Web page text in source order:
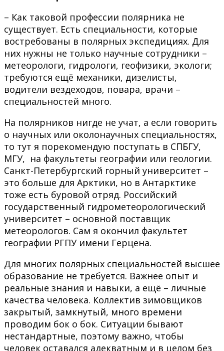
– Как таковой профессии полярника не
существует. Есть специальности, которые
востребованы в полярных экспедициях. Для
них нужны не только научные сотрудники –
метеорологи, гидрологи, геофизики, экологи;
требуются ещё механики, дизелисты,
водители вездеходов, повара, врачи –
специальностей много.
На полярников нигде не учат, а если говорить
о научных или околонаучных специальностях,
то тут я порекомендую поступать в СПБГУ,
МГУ, на факультеты географии или геологии.
Санкт-Петербургский горный университет –
это больше для Арктики, но в Антарктике
тоже есть буровой отряд. Российский
государственный гидрометеорологический
университет – основной поставщик
метеорологов. Сам я окончил факультет
географии РГПУ имени Герцена.
Для многих полярных специальностей высшее
образование не требуется. Важнее опыт и
реальные знания и навыки, а ещё – личные
качества человека. Коллектив зимовщиков
закрытый, замкнутый, много времени
проводим бок о бок. Ситуации бывают
нестандартные, поэтому важно, чтобы
человек оставался адекватным и в целом без